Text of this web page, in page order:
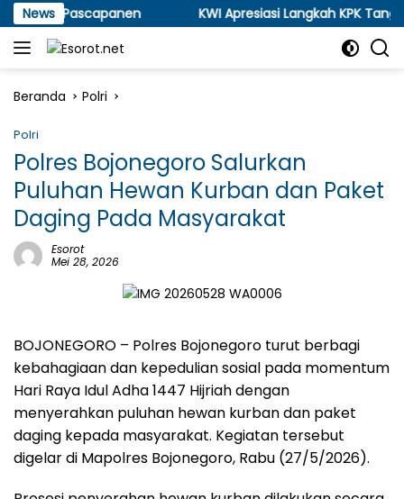
Langsung
ke
konten
News
Pascapanen KWI Apresiasi Langkah KPK Tangkap
Beranda Polri
Polri
Polres Bojonegoro Salurkan
Puluhan Hewan Kurban dan Paket
Daging Pada Masyarakat
Esorot
Mei 28, 2026
BOJONEGORO – Polres Bojonegoro turut berbagi
kebahagiaan dan kepedulian sosial pada momentum
Hari Raya Idul Adha 1447 Hijriah dengan
menyerahkan puluhan hewan kurban dan paket
daging kepada masyarakat. Kegiatan tersebut
digelar di Mapolres Bojonegoro, Rabu (27/5/2026).